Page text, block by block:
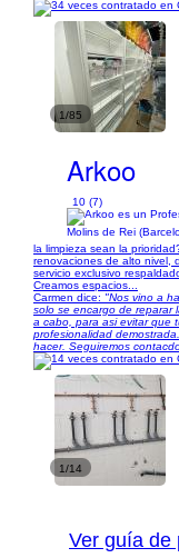
1/85
Arkoo
10 (7)
Molins de Rei
la limpieza sean la
renovaciones de alto nivel,
servicio exclusivo
Creamos espacios...
Carmen dice: "Nos vino a
solo se encargo de reparar
a cabo, para asi evitar que
profesionalidad
hacer. Seguiremos
1/14
Ver guía de